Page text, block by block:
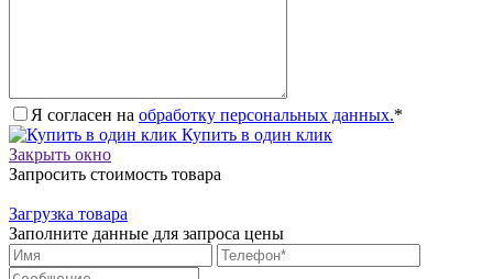
Я согласен на обработку персональных данных.*
Купить в один клик
Закрыть окно
Запросить стоимость товара
Загрузка товара
Заполните данные для запроса цены